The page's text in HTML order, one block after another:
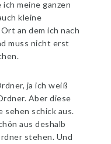
meine ganzen
kleine
an dem ich nach
muss nicht erst
ja ich weiß
Aber diese
sehen schick aus.
aus deshalb
stehen. Und